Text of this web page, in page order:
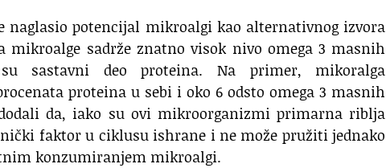
potencijal mikroalgi kao alternativnog izvora
mikroalge sadrže znatno visok nivo omega 3 masnih
sastavni deo proteina. Na primer, mikoralga
proteina u sebi i oko 6 odsto omega 3 masnih
da, iako su ovi mikroorganizmi primarna riblja
faktor u ciklusu ishrane i ne može pružiti jednako
konzumiranjem mikroalgi.